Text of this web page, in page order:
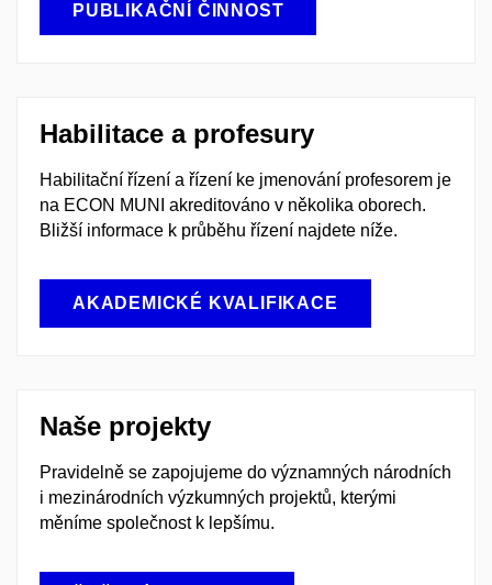
PUBLIKAČNÍ ČINNOST
Habilitace a profesury
Habilitační řízení a řízení ke jmenování profesorem je
na ECON MUNI akreditováno v několika oborech.
Bližší informace k průběhu řízení najdete níže.
AKADEMICKÉ KVALIFIKACE
Naše projekty
Pravidelně se zapojujeme do významných národních
i mezinárodních výzkumných projektů, kterými
měníme společnost k lepšímu.